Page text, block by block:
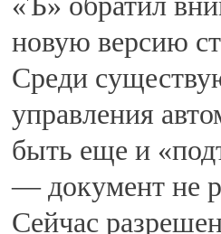
новую версию
Среди
управления
быть еще и
— документ не
Сейчас